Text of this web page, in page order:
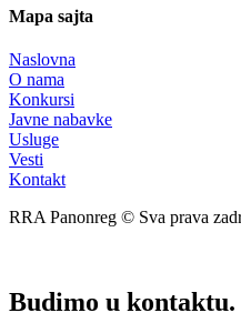
Mapa sajta
Naslovna
O nama
Konkursi
Javne nabavke
Usluge
Vesti
Kontakt
RRA Panonreg © Sva prava
Budimo u kontaktu.